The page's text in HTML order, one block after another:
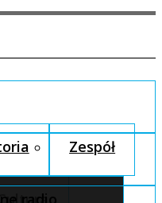
Zespół
radio